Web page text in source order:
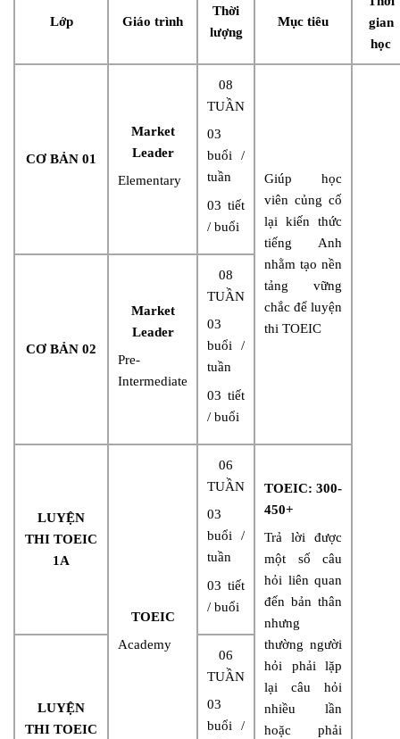
Lớp Giáo trình
Thời
lượng
Mục tiêu
gian
học
CƠ BẢN 01
Market
Leader
Elementary
08
TUẦN
03
buổi /
tuần
03 tiết
/ buổi
Giúp học
viên củng cố
lại kiến thức
tiếng Anh
nhằm tạo nền
tảng vững
chắc để luyện
thi TOEIC
CƠ BẢN 02
Market
Leader
Pre-
Intermediate
08
TUẦN
03
buổi /
tuần
03 tiết
/ buổi
LUYỆN
THI TOEIC
1A
TOEIC
Academy
06
TUẦN
03
buổi /
tuần
03 tiết
/ buổi
TOEIC: 300-
450+
Trả lời được
một số câu
hỏi liên quan
đến bản thân
nhưng
thường người
hỏi phải lặp
lại câu hỏi
nhiều lần
hoặc phải
LUYỆN
THI TOEIC
06
TUẦN
03
buổi /